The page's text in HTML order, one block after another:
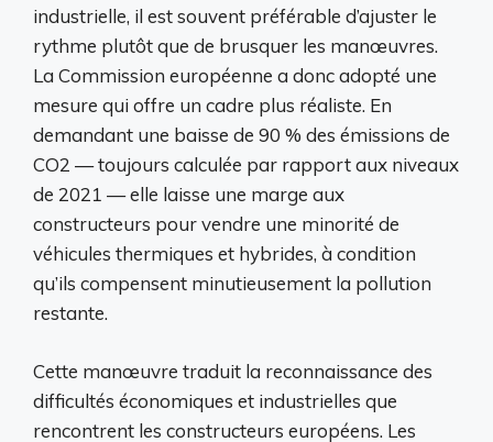
industrielle, il est souvent préférable d’ajuster le
rythme plutôt que de brusquer les manœuvres.
La Commission européenne a donc adopté une
mesure qui offre un cadre plus réaliste. En
demandant une baisse de 90 % des émissions de
CO2 — toujours calculée par rapport aux niveaux
de 2021 — elle laisse une marge aux
constructeurs pour vendre une minorité de
véhicules thermiques et hybrides, à condition
qu’ils compensent minutieusement la pollution
restante.
Cette manœuvre traduit la reconnaissance des
difficultés économiques et industrielles que
rencontrent les constructeurs européens. Les